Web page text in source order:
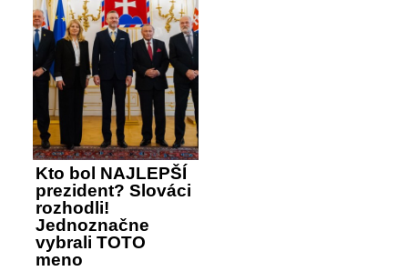
Kto bol NAJLEPŠÍ
prezident? Slováci
rozhodli!
Jednoznačne
vybrali TOTO
meno